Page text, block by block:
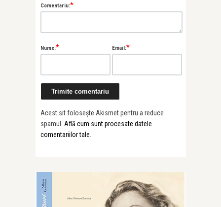
Comentariu:*
Nume:* Email:*
Acest sit folosește Akismet pentru a reduce
spamul. Află cum sunt procesate datele
comentariilor tale.